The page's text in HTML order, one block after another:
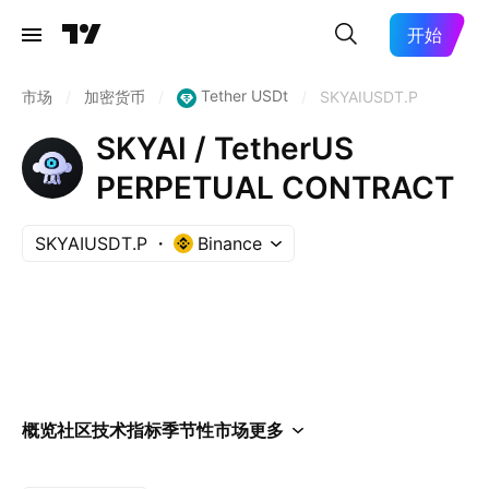
开始
市场 加密货币 Tether USDt SKYAIUSDT.P
SKYAI / TetherUS
PERPETUAL CONTRACT
SKYAIUSDT.P Binance
概览社区技术指标季节性市场更多